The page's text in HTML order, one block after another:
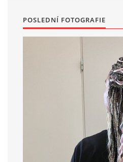
POSLEDNÍ FOTOGRAFIE